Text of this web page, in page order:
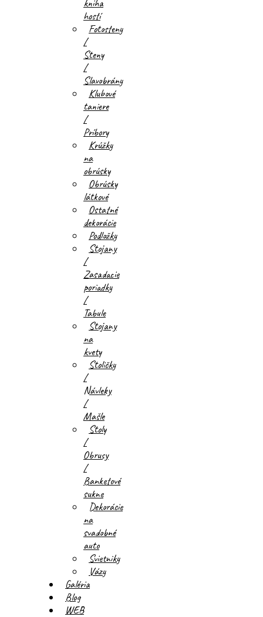
kniha
hostí
Fotosteny
/
Steny
/
Slavobrány
Klubové
taniere
/
Príbory
Krúžky
na
obrúsky
Obrúsky
látkové
Ostatné
dekorácie
Podložky
Stojany
/
Zasadacie
poriadky
/
Tabule
Stojany
na
kvety
Stoličky
/
Návleky
/
Mašle
Stoly
/
Obrusy
/
Banketové
sukne
Dekorácie
na
svadobné
auto
Svietniky
Vázy
Galéria
Blog
WEB